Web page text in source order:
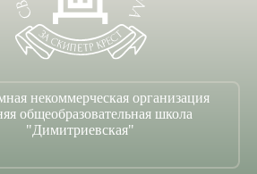
некоммерческая организация
общеобразовательная школа
"Димитриевская"